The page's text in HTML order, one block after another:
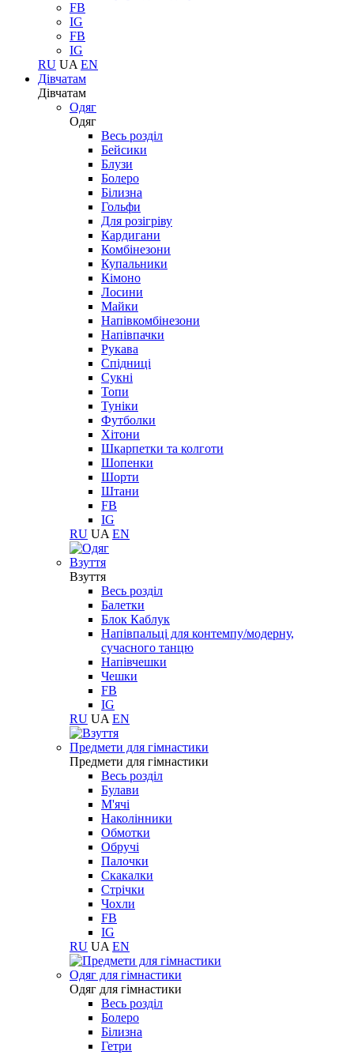
FB
IG
FB
IG
RU UA EN
Дівчатам
Дівчатам
Одяг
Одяг
Весь розділ
Бейсики
Блузи
Болеро
Білизна
Гольфи
Для розігріву
Кардигани
Комбінезони
Купальники
Кімоно
Лосини
Майки
Напівкомбінезони
Напівпачки
Рукава
Спідниці
Сукні
Топи
Туніки
Футболки
Хітони
Шкарпетки та колготи
Шопенки
Шорти
Штани
FB
IG
RU UA EN
Взуття
Взуття
Весь розділ
Балетки
Блок Каблук
Напівпальці для контемпу/модерну,
сучасного танцю
Напівчешки
Чешки
FB
IG
RU UA EN
Предмети для гімнастики
Предмети для гімнастики
Весь розділ
Булави
М'ячі
Наколінники
Обмотки
Обручі
Палочки
Скакалки
Стрічки
Чохли
FB
IG
RU UA EN
Одяг для гімнастики
Одяг для гімнастики
Весь розділ
Болеро
Білизна
Гетри